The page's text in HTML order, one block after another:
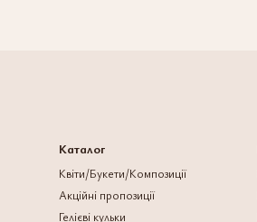
Каталог
Квіти/Букети/Композиції
Акційні пропозиції
Гелієві кульки